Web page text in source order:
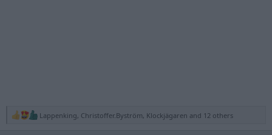
R
Lappenking, Christoffer.Byström, Klockjägaren and 12 others